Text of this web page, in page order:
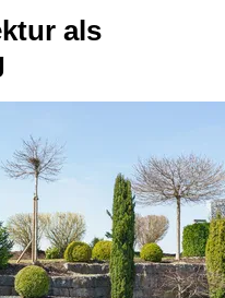
als